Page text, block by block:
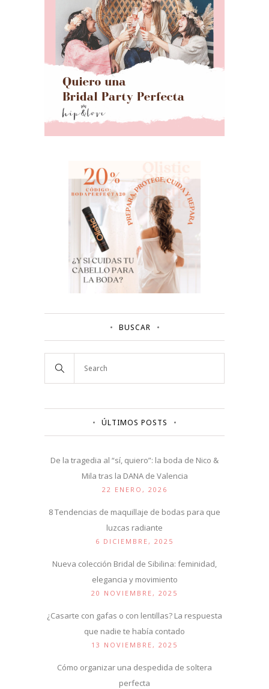
BUSCAR
ÚLTIMOS POSTS
De la tragedia al “sí, quiero”: la boda de Nico &
Mila tras la DANA de Valencia
22 ENERO, 2026
8 Tendencias de maquillaje de bodas para que
luzcas radiante
6 DICIEMBRE, 2025
Nueva colección Bridal de Sibilina: feminidad,
elegancia y movimiento
20 NOVIEMBRE, 2025
¿Casarte con gafas o con lentillas? La respuesta
que nadie te había contado
13 NOVIEMBRE, 2025
Cómo organizar una despedida de soltera
perfecta